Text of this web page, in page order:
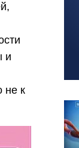
и
не к